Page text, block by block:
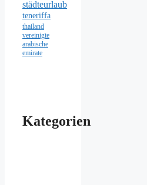
städteurlaub
teneriffa
thailand
vereinigte
arabische
emirate
Kategorien